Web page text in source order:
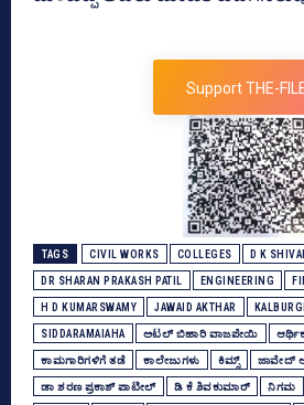
Support THE-
TAGS CIVIL WORKS COLLEGES D K
DR SHARAN PRAKASH PATIL ENGINEERING
H D KUMARSWAMY JAWAID AKTHAR KALBURGI
SIDDARAMAIAHA ಅಟಲ್‌ ಬಿಹಾರಿ ವಾಜಪೇಯಿ
ಕಾಮಗಾರಿಗಳಿಗೆ ತಡೆ ಕಾಲೇಜುಗಳು ಕಿಮ್ಸ್‌ ಜಾವೇದ್‌
ಡಾ ಶರಣ ಪ್ರಕಾಶ್‌ ಪಾಟೀಲ್‌ ಡಿ ಕೆ ಶಿವಕುಮಾರ್ ನಿಗಮ